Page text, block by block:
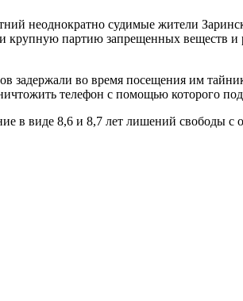
неоднократно судимые жители
партию запрещенных веществ и
задержали во время посещения им
телефон с помощью которого
в виде 8,6 и 8,7 лет лишений свободы с